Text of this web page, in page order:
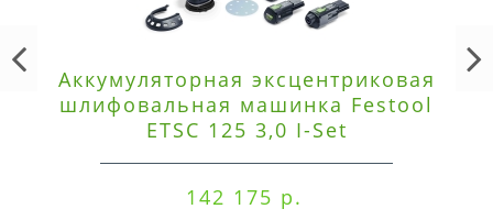
Аккумуляторная эксцентриковая
шлифовальная машинка Festool
ETSC 125 3,0 I-Set
142 175 р.